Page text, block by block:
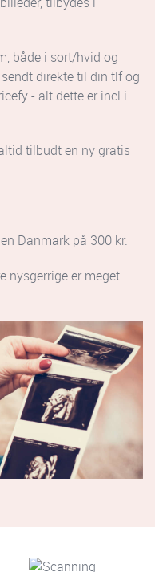
både i sort/hvid og
direkte til din tlf og
- alt dette er incl i
tilbudt en ny gratis
Danmark på 300 kr.
nysgerrige er meget